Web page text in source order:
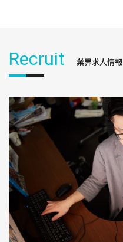
Recruit 業界求人情報